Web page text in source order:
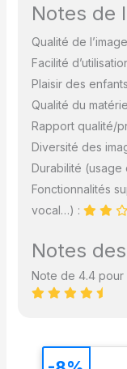
Notes de
Qualité de
Facilité
Plaisir des
Qualité du
Rapport qualité/
Diversité des
Durabilité
Fonctionnalités
vocal…) :
Notes
Note de 4.4 pour